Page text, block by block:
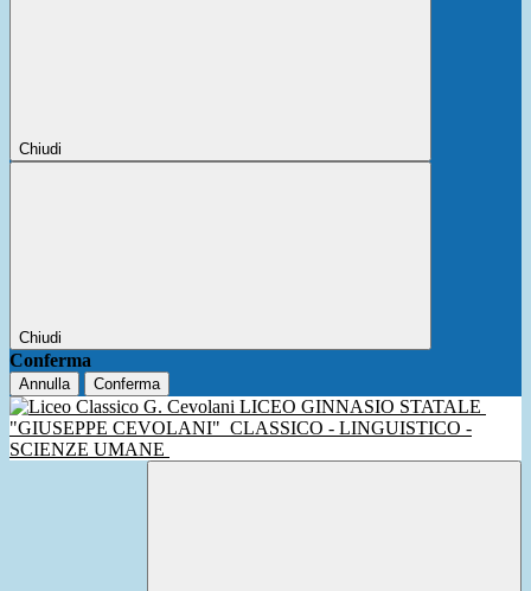
Chiudi
Chiudi
Conferma
Annulla Conferma
LICEO GINNASIO STATALE
"GIUSEPPE CEVOLANI" CLASSICO - LINGUISTICO -
SCIENZE UMANE